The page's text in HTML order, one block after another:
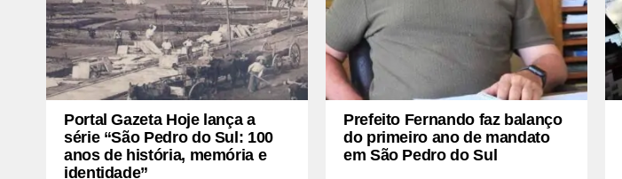
Portal Gazeta Hoje lança a
série “São Pedro do Sul: 100
anos de história, memória e
identidade”
Prefeito Fernando faz balanço
do primeiro ano de mandato
em São Pedro do Sul